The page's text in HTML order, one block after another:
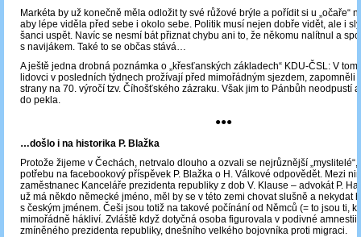
Markéta by už konečně měla odložit ty své růžové brýle a pořídit si u „očaře“
aby lépe viděla před sebe i okolo sebe. Politik musí nejen dobře vidět, ale i
šanci uspět. Navíc se nesmí bát přiznat chybu ani to, že někomu nalítnul a
s navijákem. Také to se občas stává…
A ještě jedna drobná poznámka o „křesťanských základech“ KDU-ČSL: V tom
lidovci v posledních týdnech prožívají před mimořádným sjezdem, zapomněli
strany na 70. výročí tzv. Číhošťského zázraku. Však jim to Pánbůh neodpustí
do pekla.
●●●
…došlo i na historika P. Blažka
Protože žijeme v Čechách, netrvalo dlouho a ozvali se nejrůznější „myslitelé“,
potřebu na facebookový příspěvek P. Blažka o H. Válkové odpovědět. Mezi
zaměstnanec Kanceláře prezidenta republiky z dob V. Klause – advokát P.
už má někdo německé jméno, měl by se v této zemi chovat slušně a nekydat
s českým jménem. Češi jsou totiž na takové počínání od Němců (= to jsou ti,
mimořádně hákliví. Zvláště když dotyčná osoba figurovala v podivné amnestii
zmíněného prezidenta republiky, dnešního velkého bojovníka proti migraci.